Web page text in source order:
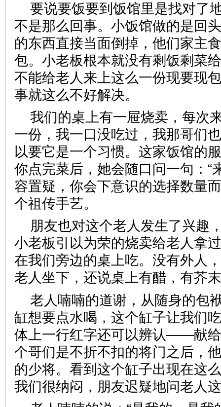
要说要饭要到饭馆里是找对了
不是那么回事。小饭馆做的是回
的东西直接当面倒掉，他们家主
包。小老板根本就没有剩饭剩菜
不能给老人来上这么一份现要现
事就这么不好解决。
我们的桌上有一屉烧卖，每次
一份，我一口没吃过，我那哥们
以要它是一个习惯。这家饭馆的
你点完菜后，她会随口问一句：“
容置疑，你会下意识的选择数量
个祖传手艺。
朋友也对这个老人发生了兴趣
小老板引以为荣的烧卖给老人拿
在我们旁边的桌上吃。没有外人
老人坐下，还说桌上有醋，有
老人喃喃的道谢，从随身的包
缸想要点水喝，这个缸子让我们
体上一行红字还可以辨认——献
个哥们是不折不扣的将门之后，
的少将。看到这个缸子出现在这
我们很纳闷，朋友迟疑地问老